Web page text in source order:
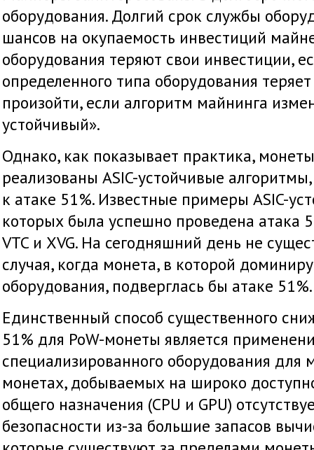
оборудования. Долгий срок службы
шансов на окупаемость инвестиций
оборудования теряют свои инвестиции,
определенного типа оборудования
произойти, если алгоритм майнинга
устойчивый».
Однако, как показывает практика,
реализованы ASIC-устойчивые
к атаке 51%. Известные примеры ASIC-
которых была успешно проведена атака
VTC и XVG. На сегодняшний день не
случая, когда монета, в которой
оборудования, подверглась бы атаке 51%.
Единственный способ существенного
51% для PoW-монеты является
специализированного оборудования для
монетах, добываемых на широко
общего назначения (CPU и GPU)
безопасности из-за большие запасов